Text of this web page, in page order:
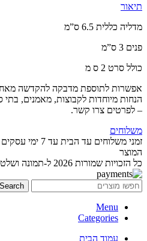
תיאור
מדליה כללית 6.5 ס”מ
פנים 3 ס”מ
כולל סרט 2 ס מ
אפשרות לתוספת מדבקה להקדשה
הנחות מיוחדות לקבוצות, מאמנים, בתי
– לפרטים צרו קשר.
משלוחים
זמני משלוחים
המוצר
כל הזכויות שמורות 2026 ל-תמונה ושלט ©
Search
Menu
Categories
עמוד הבית